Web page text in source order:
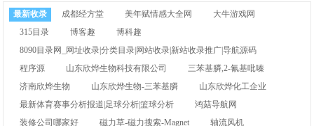
最新收录 成都经方堂 美年赋情感大全网
大牛游戏网
315目录
博客趣
博科趣
8090目录网_网址收录|分类目录|网站收录|新站收录推广|导航源码
程序源
山东欣烨生物科技有限公司
三苯基膦,2-氰基吡嗪
济南欣烨生物
山东欣烨生物-三苯基膦
山东欣烨化工企业
最新体育赛事分析报道|足球分析|篮球分析
鸿菇导航网
装修公司哪家好
磁力草-磁力搜索-Magnet 轴流风机